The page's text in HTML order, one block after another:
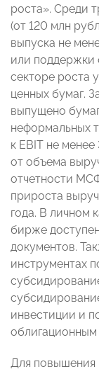
роста». Среди
(от 120 млн
выпуска не
или поддержки
секторе роста
ценных бумаг.
выпущено
неформальных
к EBIT не
от объема
отчетности
прироста
года. В личном
бирже
документов.
инструментах
инвестиции и
облигационным
Для повышения